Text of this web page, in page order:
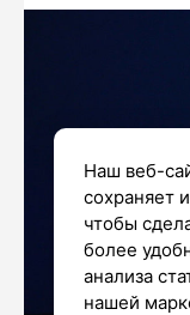
Наш веб-
сохраняет
чтобы
более
анализа
нашей